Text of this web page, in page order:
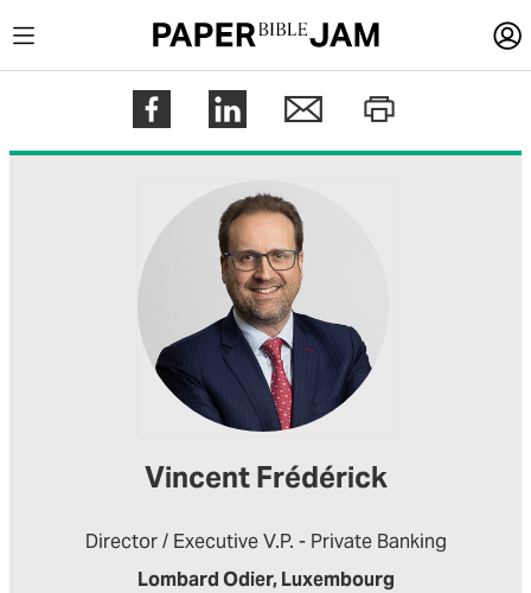
LOGIN
Register
Help
Vincent Frédérick
Director / Executive V.P. - Private Banking
Lombard Odier, Luxembourg